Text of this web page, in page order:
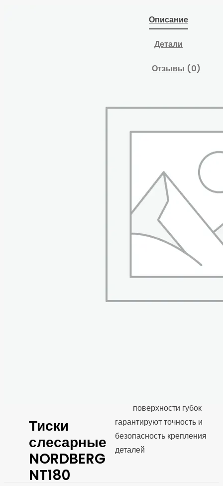
Тиски
слесарные
NORDBERG
NT180
Описание
Детали
Отзывы (0)
высокопрочного
для неподвижной
деталей и заготовок.
Крепятся к столу или
верстаку болтами.
На тисках имеется
наковальня.
Основание тисков
имеет поворотный
механизм, благодаря
поверхности губок
гарантируют точность и
безопасность крепления
деталей